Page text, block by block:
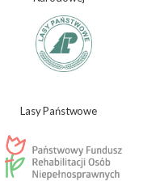
Lasy Państwowe